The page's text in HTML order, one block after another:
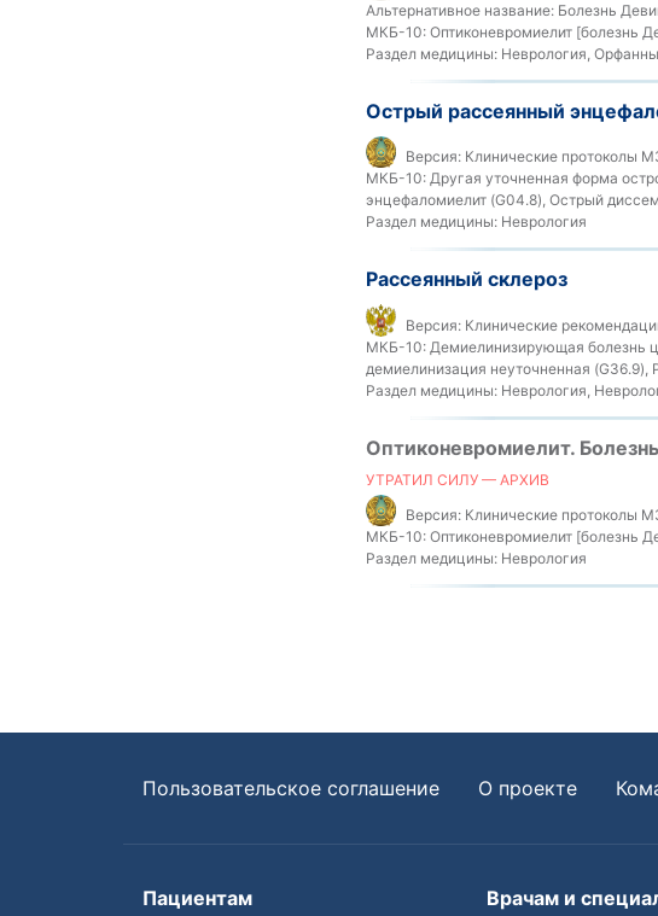
Альтернативное название: Болезнь
МКБ-10: Оптиконевромиелит [болезнь
Раздел медицины: Неврология,
Острый рассеянный
Версия: Клинические протоколы
МКБ-10: Другая уточненная форма
энцефаломиелит (G04.8), Острый
Раздел медицины: Неврология
Рассеянный склероз
Версия: Клинические
МКБ-10: Демиелинизирующая болезнь
демиелинизация неуточненная (G36.9),
Раздел медицины: Неврология,
Оптиконевромиелит.
УТРАТИЛ СИЛУ — АРХИВ
Версия: Клинические протоколы
МКБ-10: Оптиконевромиелит [болезнь
Раздел медицины: Неврология
Пользовательское соглашение О проекте
Пациентам Врачам и